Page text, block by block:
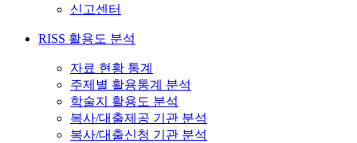
신고센터
RISS 활용도 분석
자료 현황 통계
주제별 활용통계 분석
학술지 활용도 분석
복사/대출제공 기관 분석
복사/대출신청 기관 분석